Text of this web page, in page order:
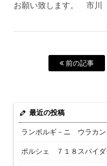
お願い致します。 市川
前の記事
最近の投稿
ランボルギ－ニ ウラカ
ポルシェ ７１８スパイ